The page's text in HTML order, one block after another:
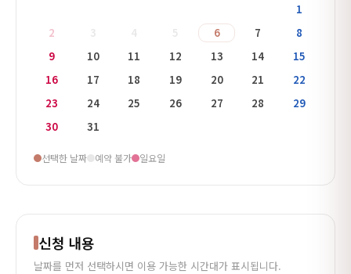
1
2
6 7
8
9
10 11 12 13 14
15
16
17 18 19 20 21
22
23
24 25 26 27 28
29
30
31
선택한 날짜 예약 불가 일요일
신청 내용
날짜를 먼저 선택하시면 이용 가능한 시간대가 표시됩니다.